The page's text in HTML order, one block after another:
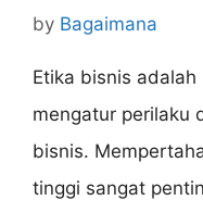
by Bagaimana
Etika bisnis
mengatur perilaku
bisnis.
tinggi sangat